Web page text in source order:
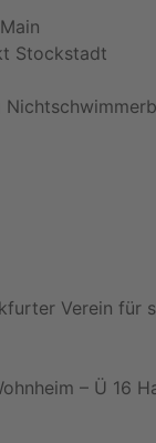
Stockstadt
Verein für
– Ü 16